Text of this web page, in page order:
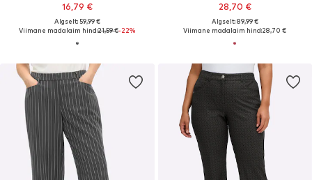
16,79 €
Algselt: 59,99 €
Viimane madalaim hind:21,59 €-22%
28,70 €
Algselt: 89,99 €
Viimane madalaim hind:28,70 €